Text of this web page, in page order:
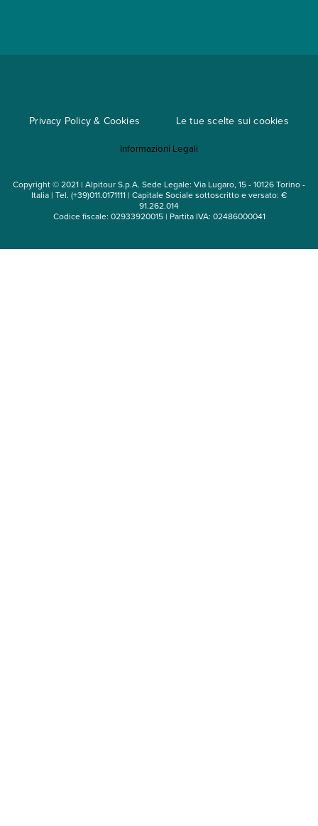
Mappa del sito
Privacy Policy & Cookies Le tue scelte sui cookies
Informazioni Legali
Copyright © 2021 | Alpitour S.p.A. Sede Legale: Via Lugaro, 15 - 10126 Torino -
Italia | Tel. (+39)011.0171111 | Capitale Sociale sottoscritto e versato: €
91.262.014
Codice fiscale: 02933920015 | Partita IVA: 02486000041